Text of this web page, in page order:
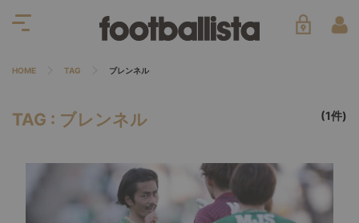
HOME TAG ブレンネル
TAG : ブレンネル (1件)